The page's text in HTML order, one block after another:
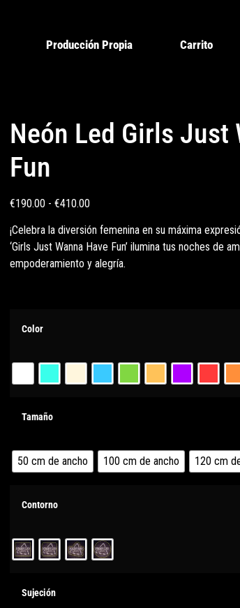
Producción Propia Carrito
Neón Led Girls Just
Fun
€190.00 - €410.00
¡Celebra la diversión femenina en su máxima
‘Girls Just Wanna Have Fun’ ilumina tus noches de
empoderamiento y alegría.
Color
Tamaño
50 cm de ancho 100 cm de ancho 120 cm
Contorno
Sujeción